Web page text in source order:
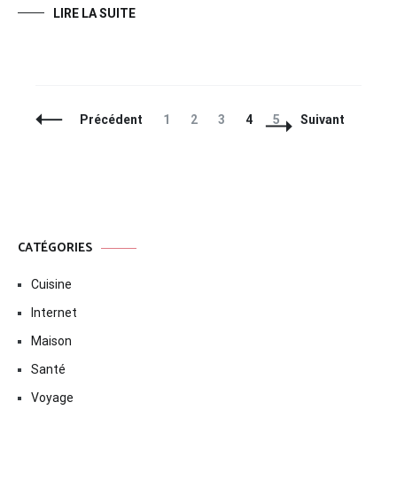
LIRE LA SUITE
NavigationPrécédent Page
1 Page
2 Page
3 Page
4 Page
5 Suivant
CATÉGORIES
Cuisine
Internet
Maison
Santé
Voyage